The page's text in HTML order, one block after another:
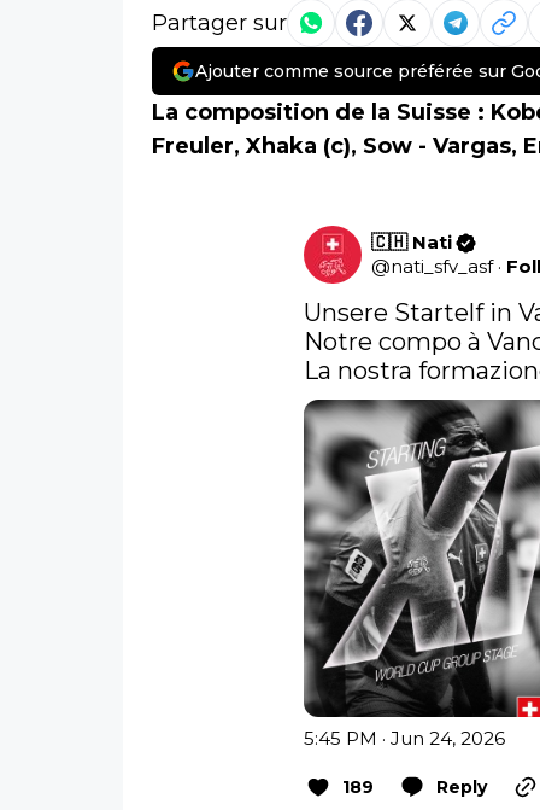
Partager sur
Ajouter comme source préférée sur
La composition de la Suisse :
Freuler, Xhaka (c), Sow - Vargas,
🇨🇭 Nati
@nati_sfv_asf ·
Unsere Startelf in
Notre compo à
La nostra
5:45 PM · Jun 24, 2026
189 Reply